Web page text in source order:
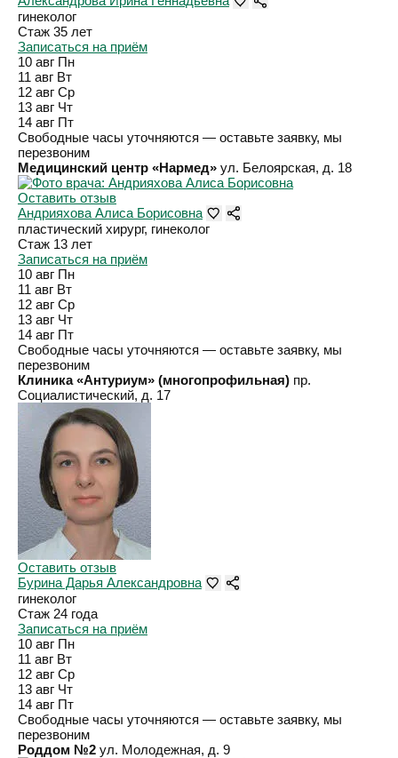
гинеколог
Стаж 35 лет
Записаться на приём
10 авг Пн
11 авг Вт
12 авг Ср
13 авг Чт
14 авг Пт
Свободные часы уточняются — оставьте заявку, мы
перезвоним
Медицинский центр «Нармед» ул. Белоярская, д. 18
Оставить отзыв
Андрияхова Алиса Борисовна
пластический хирург, гинеколог
Стаж 13 лет
Записаться на приём
10 авг Пн
11 авг Вт
12 авг Ср
13 авг Чт
14 авг Пт
Свободные часы уточняются — оставьте заявку, мы
перезвоним
Клиника «Антуриум» (многопрофильная) пр.
Социалистический, д. 17
Оставить отзыв
Бурина Дарья Александровна
гинеколог
Стаж 24 года
Записаться на приём
10 авг Пн
11 авг Вт
12 авг Ср
13 авг Чт
14 авг Пт
Свободные часы уточняются — оставьте заявку, мы
перезвоним
Роддом №2 ул. Молодежная, д. 9